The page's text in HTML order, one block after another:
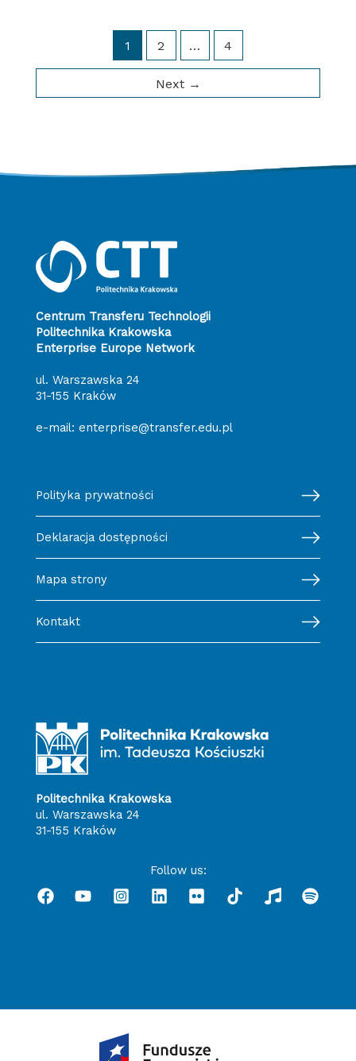
1 2 … 4
Next →
Centrum Transferu Technologii
Politechnika Krakowska
Enterprise Europe Network
ul. Warszawska 24
31-155 Kraków
e-mail: enterprise@transfer.edu.pl
Polityka prywatności
Deklaracja dostępności
Mapa strony
Kontakt
Politechnika Krakowska
ul. Warszawska 24
31-155 Kraków
Follow us: